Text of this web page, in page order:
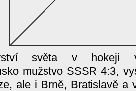
světa v hokeji
mužstvo SSSR 4:3,
ale i Brně, Bratislavě a